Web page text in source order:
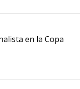
en la Copa